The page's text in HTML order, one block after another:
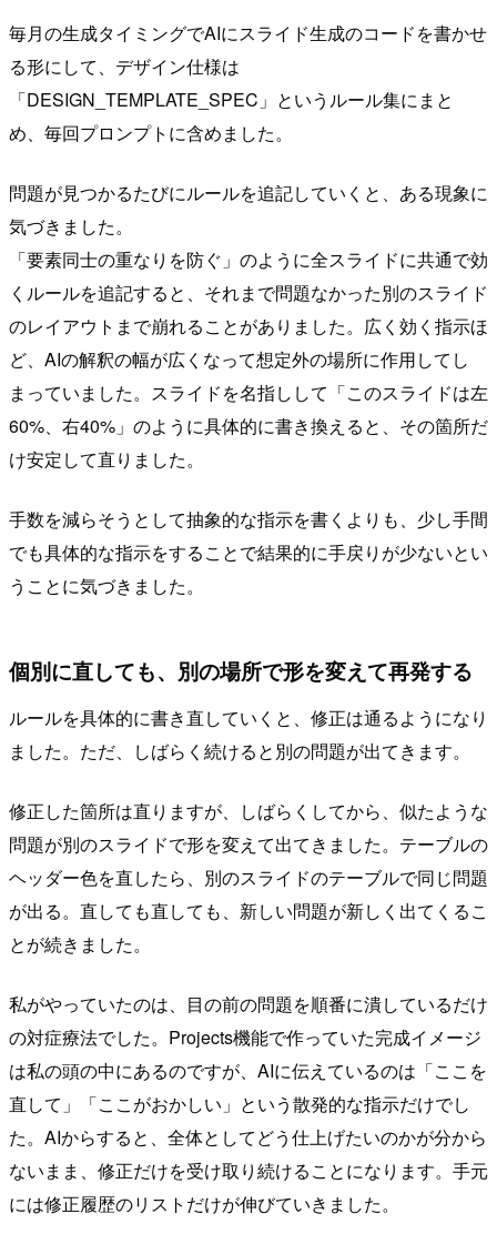
毎月の生成タイミングでAIにスライド生成のコードを書かせ
る形にして、デザイン仕様は
「DESIGN_TEMPLATE_SPEC」というルール集にまと
め、毎回プロンプトに含めました。
問題が見つかるたびにルールを追記していくと、ある現象に
気づきました。
「要素同士の重なりを防ぐ」のように全スライドに共通で効
くルールを追記すると、それまで問題なかった別のスライド
のレイアウトまで崩れることがありました。広く効く指示ほ
ど、AIの解釈の幅が広くなって想定外の場所に作用してし
まっていました。スライドを名指しして「このスライドは左
60%、右40%」のように具体的に書き換えると、その箇所だ
け安定して直りました。
手数を減らそうとして抽象的な指示を書くよりも、少し手間
でも具体的な指示をすることで結果的に手戻りが少ないとい
うことに気づきました。
個別に直しても、別の場所で形を変えて再発する
ルールを具体的に書き直していくと、修正は通るようになり
ました。ただ、しばらく続けると別の問題が出てきます。
修正した箇所は直りますが、しばらくしてから、似たような
問題が別のスライドで形を変えて出てきました。テーブルの
ヘッダー色を直したら、別のスライドのテーブルで同じ問題
が出る。直しても直しても、新しい問題が新しく出てくるこ
とが続きました。
私がやっていたのは、目の前の問題を順番に潰しているだけ
の対症療法でした。Projects機能で作っていた完成イメージ
は私の頭の中にあるのですが、AIに伝えているのは「ここを
直して」「ここがおかしい」という散発的な指示だけでし
た。AIからすると、全体としてどう仕上げたいのかが分から
ないまま、修正だけを受け取り続けることになります。手元
には修正履歴のリストだけが伸びていきました。